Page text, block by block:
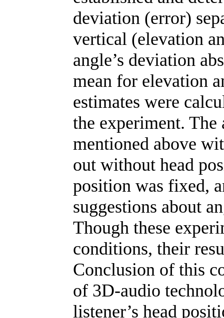
deviation (error)
vertical (elevation
angle’s deviation
mean for elevation
estimates were
the experiment. The
mentioned above
out without head
position was fixed,
suggestions about
Though these
conditions, their
Conclusion of this
of 3D-audio
listener’s head